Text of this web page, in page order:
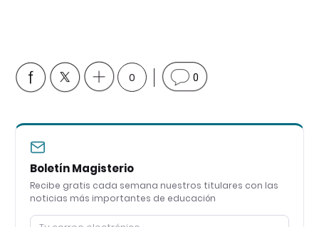
0 0
Boletín Magisterio
Recibe gratis cada semana nuestros titulares con las
noticias más importantes de educación